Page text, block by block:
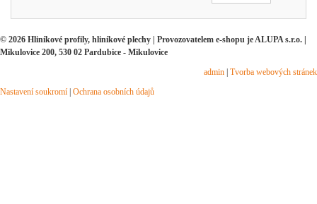
© 2026 Hliníkové profily, hliníkové plechy | Provozovatelem e-shopu je ALUPA s.r.o. |
Mikulovice 200, 530 02 Pardubice - Mikulovice
admin Tvorba webových stránek
Nastavení soukromí Ochrana osobních údajů